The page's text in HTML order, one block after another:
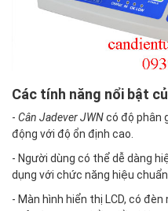
Các tính năng nổi bật
- Cân Jadever JWNcó độ phân
động với độ ổn định cao.
- Người dùng có thể dễ dàng
dụng với chức năng hiệu
- Màn hình hiển thị LCD, có